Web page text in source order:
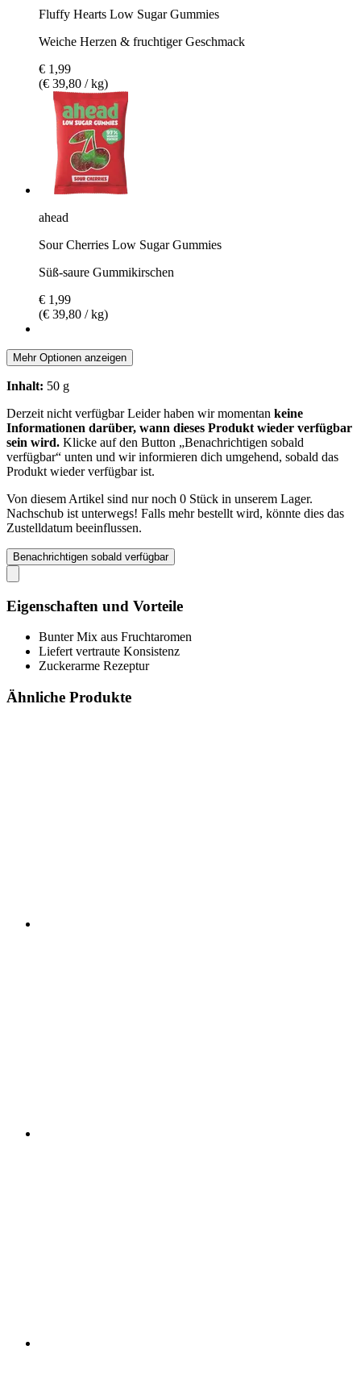
Fluffy Hearts Low Sugar Gummies
Weiche Herzen & fruchtiger Geschmack
€ 1,99
(€ 39,80 / kg)
ahead
Sour Cherries Low Sugar Gummies
Süß-saure Gummikirschen
€ 1,99
(€ 39,80 / kg)
Mehr Optionen anzeigen
Inhalt: 50 g
Derzeit nicht verfügbarLeider haben wir momentan keine
Informationen darüber, wann dieses Produkt wieder verfügbar
sein wird. Klicke auf den Button „Benachrichtigen sobald
verfügbar“ unten und wir informieren dich umgehend, sobald das
Produkt wieder verfügbar ist.
Von diesem Artikel sind nur noch 0 Stück in unserem Lager.
Nachschub ist unterwegs! Falls mehr bestellt wird, könnte dies das
Zustelldatum beeinflussen.
Benachrichtigen sobald verfügbar
Eigenschaften und Vorteile
Bunter Mix aus Fruchtaromen
Liefert vertraute Konsistenz
Zuckerarme Rezeptur
Ähnliche Produkte